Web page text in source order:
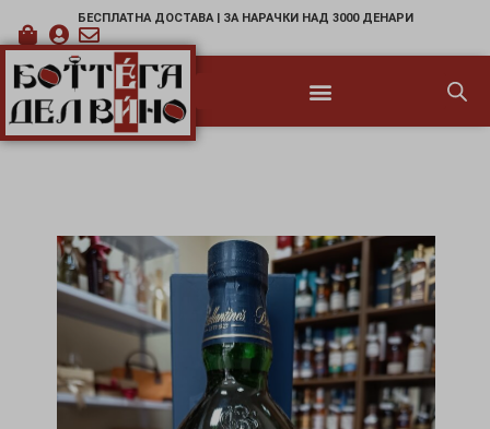
БЕСПЛАТНА ДОСТАВА | ЗА НАРАЧКИ НАД 3000 ДЕНАРИ